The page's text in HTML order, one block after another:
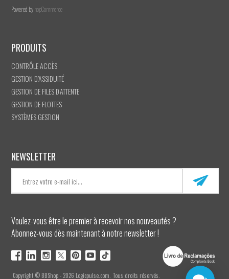
Powered bynopCommerce
PRODUITS
CONTRÔLE ACCÈS
GESTION D’ASSIDUITÉ
GESTION DE FILES D’ATTENTE
GESTION DE FLOTTES
SYSTÈMES GESTION
NEWSLETTER
Voulez-vous être le premier à recevoir nos nouveautés ?
Abonnez-vous dès maintenant à notre newsletter !
Copyright © BBShop - 2026 Logicpulse.com. Tous droits réservés.